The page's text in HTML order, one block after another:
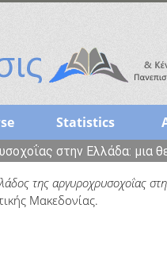
Statistics
στην Ελλάδα: μια
της αργυροχρυσοχοΐας
Μακεδονίας.